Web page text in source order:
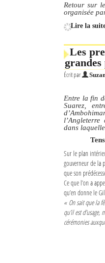
L'actualité du tourisme
Sites touristiques
Les Petites Annonces
La Tribune de Diego en PDF
Retour sur
organisée
Lire la
Les
grandes
Écrit par
Entre la fin
Suarez,
dans
Sur le plan
gouverneur de la
que son
Ce que l’on a
qu’en donne le
« On sait que la
qu’il est
cérémonies